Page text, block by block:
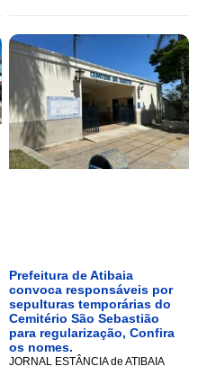
Prefeitura de Atibaia
convoca responsáveis por
sepulturas temporárias do
Cemitério São Sebastião
para regularização, Confira
os nomes.
JORNAL ESTÂNCIA de ATIBAIA